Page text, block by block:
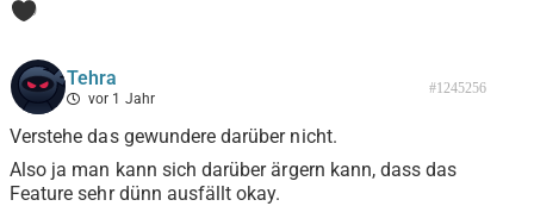
0
Tehra
vor 1 Jahr
#1245256
Verstehe das gewundere darüber nicht.
Also ja man kann sich darüber ärgern kann, dass das
Feature sehr dünn ausfällt okay.